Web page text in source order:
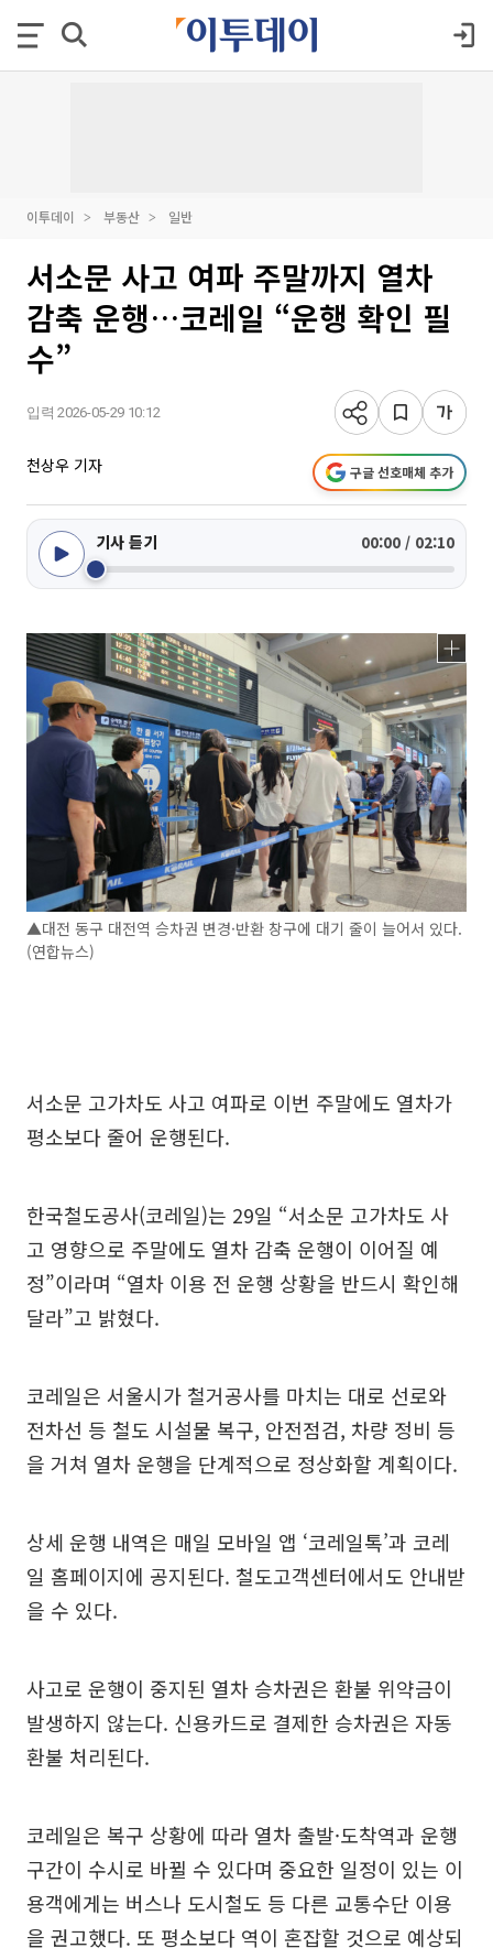
이투데이 부동산 일반
서소문 사고 여파 주말까지 열차
감축 운행…코레일 “운행 확인 필
수”
입력 2026-05-29 10:12
천상우 기자 구글 선호매체 추가
기사 듣기 00:00 / 02:10
▲대전 동구 대전역 승차권 변경·반환 창구에 대기 줄이 늘어서 있다.
(연합뉴스)
서소문 고가차도 사고 여파로 이번 주말에도 열차가
평소보다 줄어 운행된다.
한국철도공사(코레일)는 29일 “서소문 고가차도 사
고 영향으로 주말에도 열차 감축 운행이 이어질 예
정”이라며 “열차 이용 전 운행 상황을 반드시 확인해
달라”고 밝혔다.
코레일은 서울시가 철거공사를 마치는 대로 선로와
전차선 등 철도 시설물 복구, 안전점검, 차량 정비 등
을 거쳐 열차 운행을 단계적으로 정상화할 계획이다.
상세 운행 내역은 매일 모바일 앱 ‘코레일톡’과 코레
일 홈페이지에 공지된다. 철도고객센터에서도 안내받
을 수 있다.
사고로 운행이 중지된 열차 승차권은 환불 위약금이
발생하지 않는다. 신용카드로 결제한 승차권은 자동
환불 처리된다.
코레일은 복구 상황에 따라 열차 출발·도착역과 운행
구간이 수시로 바뀔 수 있다며 중요한 일정이 있는 이
용객에게는 버스나 도시철도 등 다른 교통수단 이용
을 권고했다. 또 평소보다 역이 혼잡할 것으로 예상되